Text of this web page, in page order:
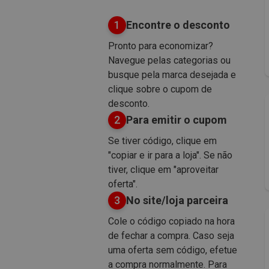
1 Encontre o desconto
Pronto para economizar?
Navegue pelas categorias ou
busque pela marca desejada e
clique sobre o cupom de
desconto.
2 Para emitir o cupom
Se tiver código, clique em
"copiar e ir para a loja". Se não
tiver, clique em "aproveitar
oferta".
3 No site/loja parceira
Cole o código copiado na hora
de fechar a compra. Caso seja
uma oferta sem código, efetue
a compra normalmente. Para